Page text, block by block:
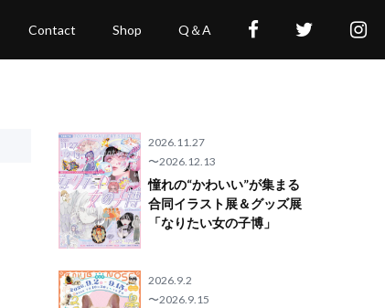
Contact Shop Q＆A
2026.11.27
〜2026.12.13
憧れの“かわいい”が集まる
合同イラスト展＆グッズ展
「なりたい女の子博」
2026.9.2
〜2026.9.15